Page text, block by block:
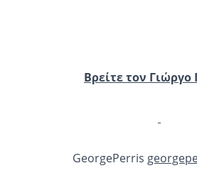
Βρείτε τον Γιώργο
GeorgePerris